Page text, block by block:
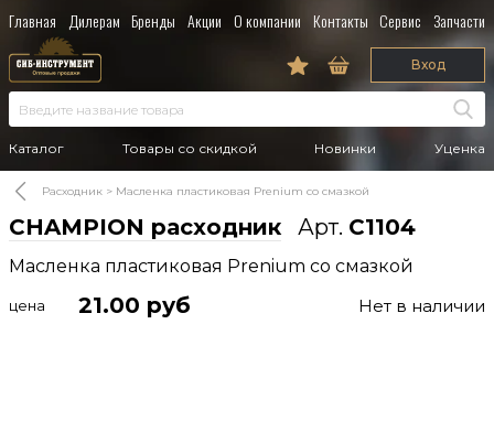
Главная Дилерам Бренды Акции О компании Контакты Сервис Запчасти
Каталог Товары со скидкой Новинки Уценка
Вход
Расходник Масленка пластиковая Prenium со смазкой
CHAMPION расходник Арт. C1104
Масленка пластиковая Prenium со смазкой
цена 21.00 руб Нет в наличии